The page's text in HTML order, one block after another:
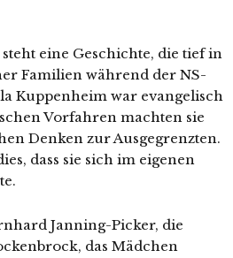
eine Geschichte, die tief in
Familien wäh­rend der NS-
Kuppenheim war evan­ge­lisch
Vorfahren mach­ten sie
Denken zur Ausgegrenzten.
dass sie sich im eige­nen
Janning-Picker, die
das Mädchen